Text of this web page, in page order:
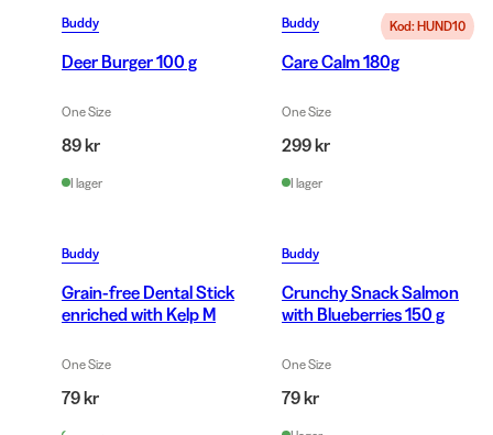
Buddy
Deer Burger 100 g
One Size
89 kr
I lager
Kod: HUND10
Buddy
Care Calm 180g
One Size
299 kr
I lager
Buddy
Grain-free Dental Stick
enriched with Kelp M
One Size
79 kr
Buddy
Crunchy Snack Salmon
with Blueberries 150 g
One Size
79 kr